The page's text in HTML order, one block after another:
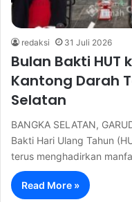
redaksi 31 Juli 2026
Bulan Bakti HUT
Kantong Darah
Selatan
BANGKA SELATAN,
Bakti Hari Ulang Tahun
terus menghadirkan
Read More »